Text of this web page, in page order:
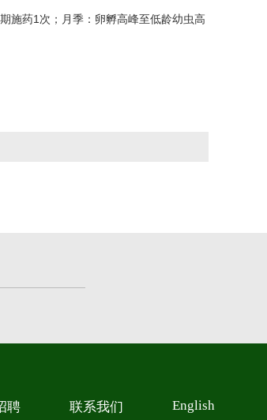
施药1次；月季：卵孵高峰至低龄幼虫高
聘 联系我们 English